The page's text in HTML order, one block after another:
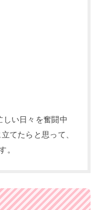
しい日々を奮闘中
てたらと思って、
。